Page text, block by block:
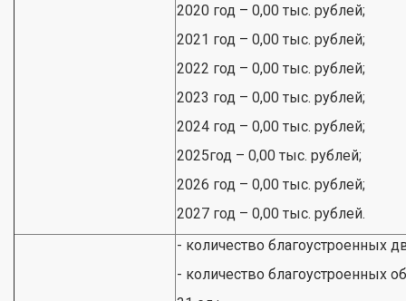
2020 год – 0,00 тыс. рублей;
2021 год – 0,00 тыс. рублей;
2022 год – 0,00 тыс. рублей;
2023 год – 0,00 тыс. рублей;
2024 год – 0,00 тыс. рублей;
2025год – 0,00 тыс. рублей;
2026 год – 0,00 тыс. рублей;
2027 год – 0,00 тыс. рублей.
- количество благоустроенных
- количество благоустроенных